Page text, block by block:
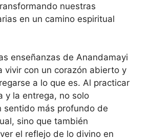
nuestras
en un camino espiritual
enseñanzas de Anandamayi
vivir con un corazón abierto y
a lo que es. Al practicar
y la entrega, no solo
sentido más profundo de
sino que también
el reflejo de lo divino en